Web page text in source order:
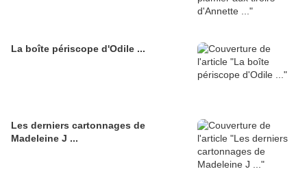
La boîte périscope d'Odile ...
Les derniers cartonnages de
Madeleine J ...